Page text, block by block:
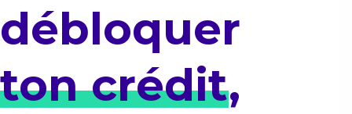
débloquer
ton crédit,